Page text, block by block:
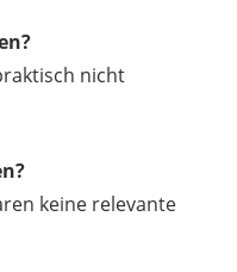
nicht
keine relevante